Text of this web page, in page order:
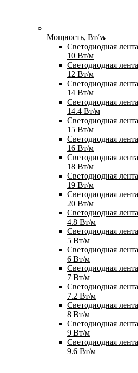
Мощность, Вт/м
Светодиодная лента
10 Вт/м
Светодиодная лента
12 Вт/м
Светодиодная лента
14 Вт/м
Светодиодная лента
14.4 Вт/м
Светодиодная лента
15 Вт/м
Светодиодная лента
16 Вт/м
Светодиодная лента
18 Вт/м
Светодиодная лента
19 Вт/м
Светодиодная лента
20 Вт/м
Светодиодная лента
4.8 Вт/м
Светодиодная лента
5 Вт/м
Светодиодная лента
6 Вт/м
Светодиодная лента
7 Вт/м
Светодиодная лента
7.2 Вт/м
Светодиодная лента
8 Вт/м
Светодиодная лента
9 Вт/м
Светодиодная лента
9.6 Вт/м